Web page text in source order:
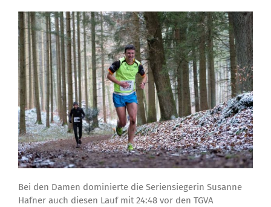
Bei den Damen dominierte die Seriensiegerin Susanne
Hafner auch diesen Lauf mit 24:48 vor den TGVA